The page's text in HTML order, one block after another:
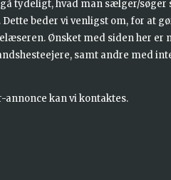
tydeligt, hvad man sælger/søger
beder vi venligst om, for at
Ønsket med siden her er
samt andre med
annonce kan vi kontaktes.